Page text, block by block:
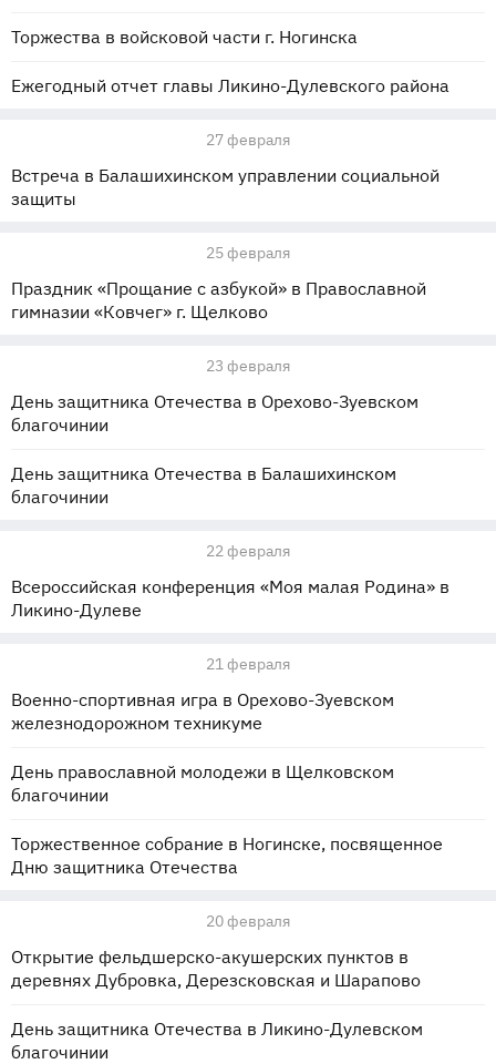
Торжества в войсковой части г. Ногинска
Ежегодный отчет главы Ликино-Дулевского района
27 февраля
Встреча в Балашихинском управлении социальной
защиты
25 февраля
Праздник «Прощание с азбукой» в Православной
гимназии «Ковчег» г. Щелково
23 февраля
День защитника Отечества в Орехово-Зуевском
благочинии
День защитника Отечества в Балашихинском
благочинии
22 февраля
Всероссийская конференция «Моя малая Родина» в
Ликино-Дулеве
21 февраля
Военно-спортивная игра в Орехово-Зуевском
железнодорожном техникуме
День православной молодежи в Щелковском
благочинии
Торжественное собрание в Ногинске, посвященное
Дню защитника Отечества
20 февраля
Открытие фельдшерско-акушерских пунктов в
деревнях Дубровка, Дерезсковская и Шарапово
День защитника Отечества в Ликино-Дулевском
благочинии